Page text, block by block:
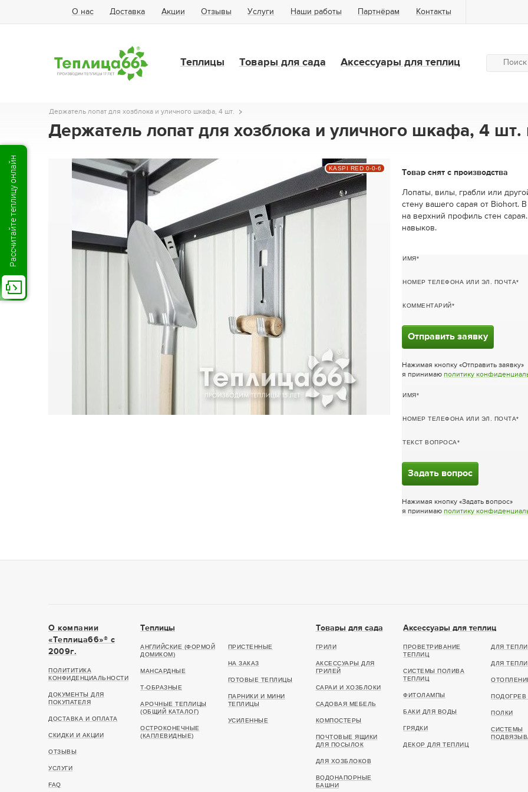
О нас Доставка Акции Отзывы Услуги Наши работы Партнёрам Контакты
Теплицы Товары для сада Аксессуары для теплиц
Держатель лопат для хозблока и уличного шкафа, 4 шт.
Держатель лопат для хозблока и уличного шкафа, 4
KASPI RED 0-0-6
Товар снят с производства
Лопаты, вилы, грабли или
стену вашего сарая от Biohort.
на верхний профиль стен
навыков.
ИМЯ
НОМЕР ТЕЛЕФОНА ИЛИ ЭЛ. ПОЧТА
КОММЕНТАРИЙ
Отправить заявку
Нажимая кнопку «Отправить заявку»
я принимаю политику
ИМЯ
НОМЕР ТЕЛЕФОНА ИЛИ ЭЛ. ПОЧТА
ТЕКСТ ВОПРОСА
Задать вопрос
Нажимая кнопку «Задать вопрос»
я принимаю политику
О компании
«Теплица66»® c
2009г.
ПОЛИТИТИКА
КОНФИДЕНЦИАЛЬНОСТИ
ДОКУМЕНТЫ ДЛЯ
ПОКУПАТЕЛЯ
ДОСТАВКА И ОПЛАТА
СКИДКИ И АКЦИИ
ОТЗЫВЫ
УСЛУГИ
FAQ
Теплицы
АНГЛИЙСКИЕ (ФОРМОЙ
ДОМИКОМ)
МАНСАРДНЫЕ
Т-ОБРАЗНЫЕ
АРОЧНЫЕ ТЕПЛИЦЫ
(ОБЩИЙ КАТАЛОГ)
ОСТРОКОНЕЧНЫЕ
(КАПЛЕВИДНЫЕ)
ПРИСТЕННЫЕ
НА ЗАКАЗ
ГОТОВЫЕ ТЕПЛИЦЫ
ПАРНИКИ И МИНИ
ТЕПЛИЦЫ
УСИЛЕННЫЕ
Товары для сада
ГРИЛИ
АКСЕССУАРЫ ДЛЯ
ГРИЛЕЙ
САРАИ И ХОЗБЛОКИ
САДОВАЯ МЕБЕЛЬ
КОМПОСТЕРЫ
ПОЧТОВЫЕ ЯЩИКИ
ДЛЯ ПОСЫЛОК
ДЛЯ ХОЗБЛОКОВ
ВОДОНАПОРНЫЕ
БАШНИ
Аксессуары для теплиц
ПРОВЕТРИВАНИЕ
ТЕПЛИЦ
СИСТЕМЫ ПОЛИВА
ТЕПЛИЦ
ФИТОЛАМПЫ
БАКИ ДЛЯ ВОДЫ
ГРЯДКИ
ДЕКОР ДЛЯ ТЕПЛИЦ
ДЛЯ
ДЛЯ
ПОДОГРЕВ
ПОЛКИ
СИСТЕМЫ
Рассчитайте теплицу онлайн